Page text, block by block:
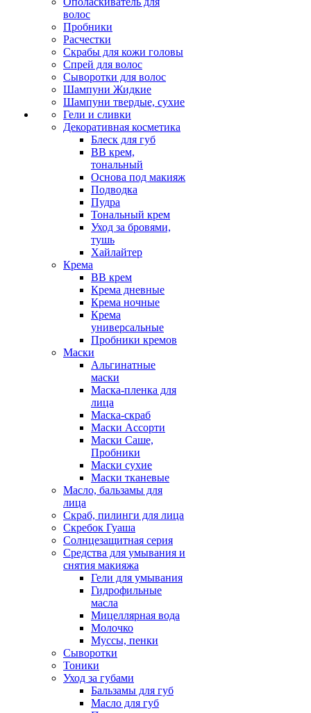
волос
Пробники
Расчестки
Скрабы для кожи головы
Спрей для волос
Сыворотки для волос
Шампуни Жидкие
Шампуни твердые, сухие
Гели и сливки
Декоративная косметика
Блеск для губ
ВВ крем,
тональный
Основа под макияж
Подводка
Пудра
Тональный крем
Уход за бровями,
тушь
Хайлайтер
Крема
ВВ крем
Крема дневные
Крема ночные
Крема
универсальные
Пробники кремов
Маски
Альгинатные
маски
Маска-пленка для
лица
Маска-скраб
Маски Ассорти
Маски Саше,
Пробники
Маски сухие
Маски тканевые
Масло, бальзамы для
лица
Скраб, пилинги для лица
Скребок Гуаша
Солнцезащитная серия
Средства для умывания и
снятия макияжа
Гели для умывания
Гидрофильные
масла
Мицеллярная вода
Молочко
Муссы, пенки
Сыворотки
Тоники
Уход за губами
Бальзамы для губ
Масло для губ